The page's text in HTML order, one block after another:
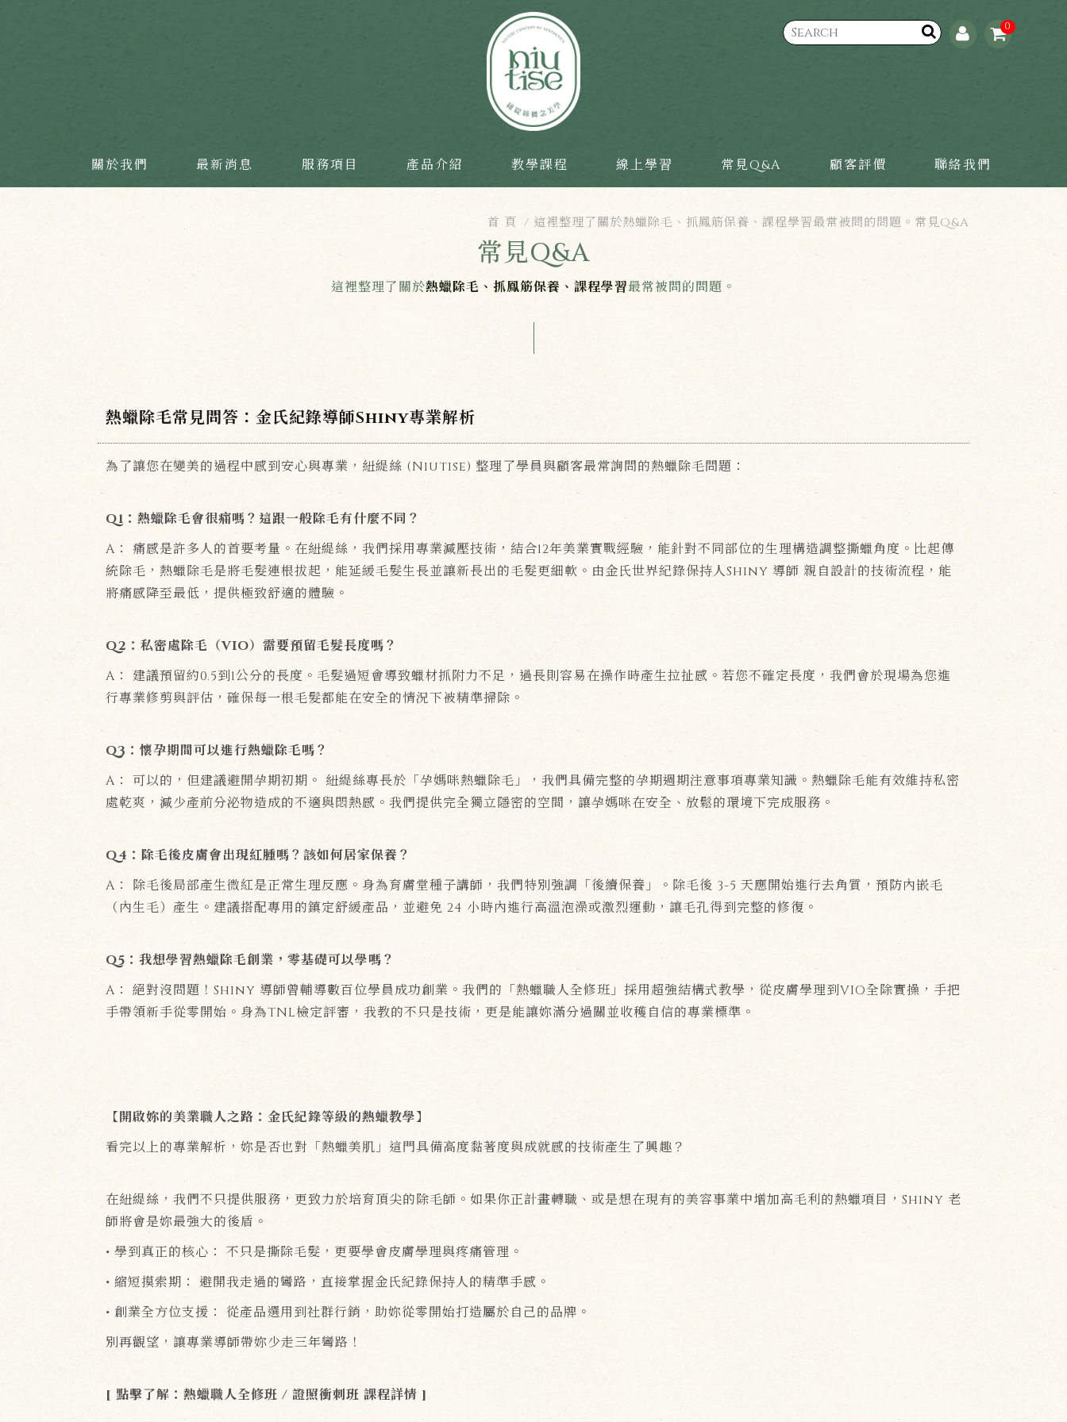
0
關於我們 最新消息 服務項目 產品介紹 教學課程 線上學習 常見Q&A 顧客評價 聯絡我們
這裡整理了關於熱蠟除毛、抓鳳筋保養、課程學習最常被問的問題。
常見Q&A
首 頁 這裡整理了關於熱蠟除毛、抓鳳筋保養、課程學習最常被問的問題。常見Q&A
熱蠟除毛常見問答：金氏紀錄導師Shiny專業解析
為了讓您在變美的過程中感到安心與專業，紐緹絲 (Niutise) 整理了學員與顧客最常詢問的熱蠟除毛問題：
Q1：熱蠟除毛會很痛嗎？這跟一般除毛有什麼不同？
A： 痛感是許多人的首要考量。在紐緹絲，我們採用專業減壓技術，結合12年美業實戰經驗，能針對不同部位的生理構造調整撕蠟角度。比起傳
統除毛，熱蠟除毛是將毛髮連根拔起，能延緩毛髮生長並讓新長出的毛髮更細軟。由金氏世界紀錄保持人Shiny 導師 親自設計的技術流程，能
將痛感降至最低，提供極致舒適的體驗。
Q2：私密處除毛（VIO）需要預留毛髮長度嗎？
A： 建議預留約0.5到1公分的長度。毛髮過短會導致蠟材抓附力不足，過長則容易在操作時產生拉扯感。若您不確定長度，我們會於現場為您進
行專業修剪與評估，確保每一根毛髮都能在安全的情況下被精準掃除。
Q3：懷孕期間可以進行熱蠟除毛嗎？
A： 可以的，但建議避開孕期初期。 紐緹絲專長於「孕媽咪熱蠟除毛」，我們具備完整的孕期週期注意事項專業知識。熱蠟除毛能有效維持私密
處乾爽，減少產前分泌物造成的不適與悶熱感。我們提供完全獨立隱密的空間，讓孕媽咪在安全、放鬆的環境下完成服務。
Q4：除毛後皮膚會出現紅腫嗎？該如何居家保養？
A： 除毛後局部產生微紅是正常生理反應。身為育膚堂種子講師，我們特別強調「後續保養」。除毛後 3-5 天應開始進行去角質，預防內嵌毛
（內生毛）產生。建議搭配專用的鎮定舒緩產品，並避免 24 小時內進行高溫泡澡或激烈運動，讓毛孔得到完整的修復。
Q5：我想學習熱蠟除毛創業，零基礎可以學嗎？
A： 絕對沒問題！Shiny 導師曾輔導數百位學員成功創業。我們的「熱蠟職人全修班」採用超強結構式教學，從皮膚學理到VIO全除實操，手把
手帶領新手從零開始。身為TNL檢定評審，我教的不只是技術，更是能讓妳滿分過關並收穫自信的專業標準。
【開啟妳的美業職人之路：金氏紀錄等級的熱蠟教學】
看完以上的專業解析，妳是否也對「熱蠟美肌」這門具備高度黏著度與成就感的技術產生了興趣？
在紐緹絲，我們不只提供服務，更致力於培育頂尖的除毛師。如果你正計畫轉職、或是想在現有的美容事業中增加高毛利的熱蠟項目，Shiny 老
師將會是妳最強大的後盾。
• 學到真正的核心： 不只是撕除毛髮，更要學會皮膚學理與疼痛管理。
• 縮短摸索期： 避開我走過的彎路，直接掌握金氏紀錄保持人的精準手感。
• 創業全方位支援： 從產品選用到社群行銷，助妳從零開始打造屬於自己的品牌。
別再觀望，讓專業導師帶妳少走三年彎路！
[ 點擊了解：熱蠟職人全修班 / 證照衝刺班 課程詳情 ]